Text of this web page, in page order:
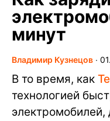
минут
Владимир Кузнецов ∙
В то время, как
технологией
электромобилей,